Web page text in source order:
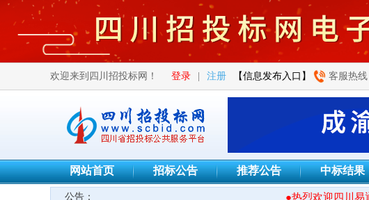
欢迎来到四川招投标网！ 登录 注册 【信息发布入口】 客服热线
网站首页 招标公告 推荐公告 中标结果
公告： ●热烈欢迎四川易通